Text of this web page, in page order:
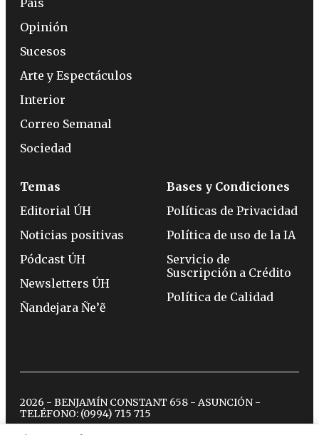
Opinión
Sucesos
Arte y Espectáculos
Interior
Correo Semanal
Sociedad
Temas
Editorial ÚH
Noticias positivas
Pódcast ÚH
Newsletters ÚH
Ñandejara Ñe’ẽ
Bases y Condiciones
Políticas de Privacidad
Política de uso de la IA
Servicio de
Suscripción a Crédito
Política de Calidad
2026 - BENJAMÍN CONSTANT 658 - ASUNCIÓN -
TELÉFONO: (0994) 715 715